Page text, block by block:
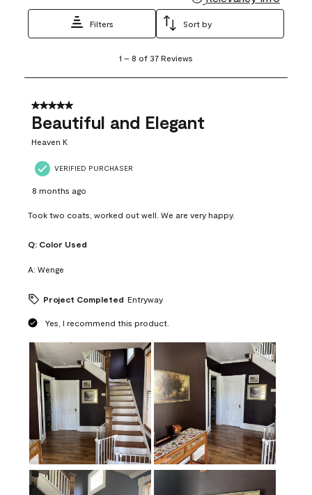
Filters Sort by
8
37
Reviews
1 – 8 of 37 Reviews
5 out of 5 stars.
Beautiful and Elegant
Heaven K
VERIFIED PURCHASER
8 months ago
Took two coats, worked out well. We are very happy.
Q: Color Used
A: Wenge
Project Completed Entryway
Yes, I recommend this product.